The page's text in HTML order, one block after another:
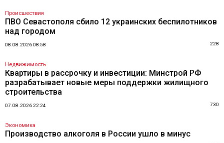
Происшествия
ПВО Севастополя сбило 12 украинских беспилотников
над городом
08.08.2026 08:58 228
Недвижимость
Квартиры в рассрочку и инвестиции: Минстрой РФ
разрабатывает новые меры поддержки жилищного
строительства
07.08.2026 22:24 730
Экономика
Производство алкоголя в России ушло в минус